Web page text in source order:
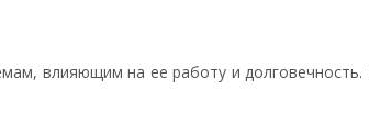
влияющим на ее работу и